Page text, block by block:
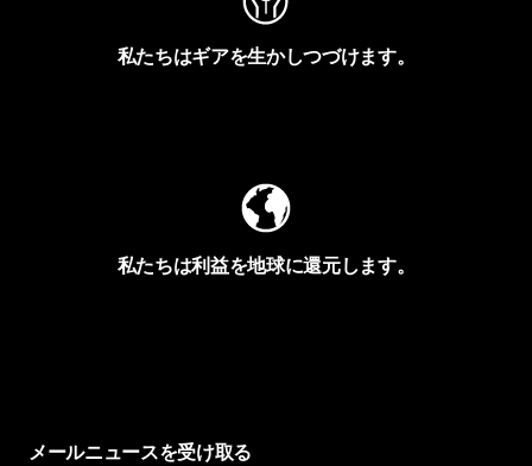
私たちはギアを生かしつづけます。
私たちは利益を地球に還元します。
メールニュースを受け取る